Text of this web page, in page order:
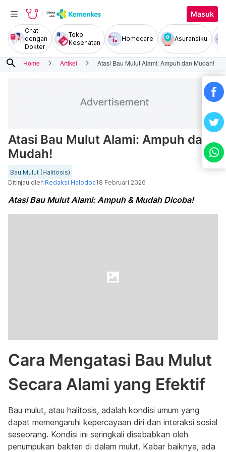
Masuk
Chat
dengan
Dokter
Toko
Kesehatan
Homecare Asuransiku
search Home Artikel Atasi Bau Mulut Alami: Ampuh dan Mudah!
Atasi Bau Mulut Alami: Ampuh dan
Mudah!
Bau Mulut (Halitosis)
Ditinjau oleh Redaksi Halodoc18 Februari 2026
Atasi Bau Mulut Alami: Ampuh & Mudah Dicoba!
Cara Mengatasi Bau Mulut
Secara Alami yang Efektif
Bau mulut, atau halitosis, adalah kondisi umum yang
dapat memengaruhi kepercayaan diri dan interaksi sosial
seseorang. Kondisi ini seringkali disebabkan oleh
penumpukan bakteri di dalam mulut. Kabar baiknya, ada